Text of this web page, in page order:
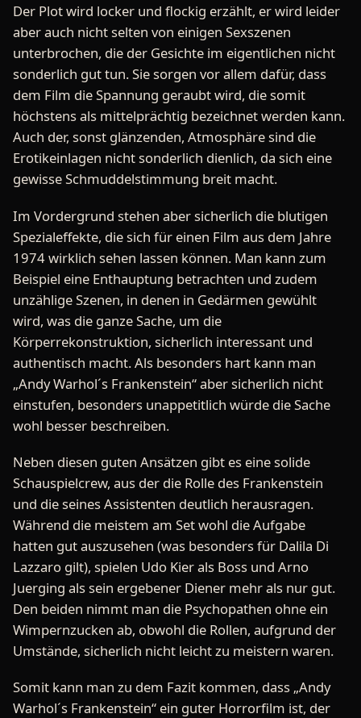
Der Plot wird locker und flockig erzählt, er wird leider
aber auch nicht selten von einigen Sexszenen
unterbrochen, die der Gesichte im eigentlichen nicht
sonderlich gut tun. Sie sorgen vor allem dafür, dass
dem Film die Spannung geraubt wird, die somit
höchstens als mittelprächtig bezeichnet werden kann.
Auch der, sonst glänzenden, Atmosphäre sind die
Erotikeinlagen nicht sonderlich dienlich, da sich eine
gewisse Schmuddelstimmung breit macht.
Im Vordergrund stehen aber sicherlich die blutigen
Spezialeffekte, die sich für einen Film aus dem Jahre
1974 wirklich sehen lassen können. Man kann zum
Beispiel eine Enthauptung betrachten und zudem
unzählige Szenen, in denen in Gedärmen gewühlt
wird, was die ganze Sache, um die
Körperrekonstruktion, sicherlich interessant und
authentisch macht. Als besonders hart kann man
„Andy Warhol´s Frankenstein“ aber sicherlich nicht
einstufen, besonders unappetitlich würde die Sache
wohl besser beschreiben.
Neben diesen guten Ansätzen gibt es eine solide
Schauspielcrew, aus der die Rolle des Frankenstein
und die seines Assistenten deutlich herausragen.
Während die meistem am Set wohl die Aufgabe
hatten gut auszusehen (was besonders für Dalila Di
Lazzaro gilt), spielen Udo Kier als Boss und Arno
Juerging als sein ergebener Diener mehr als nur gut.
Den beiden nimmt man die Psychopathen ohne ein
Wimpernzucken ab, obwohl die Rollen, aufgrund der
Umstände, sicherlich nicht leicht zu meistern waren.
Somit kann man zu dem Fazit kommen, dass „Andy
Warhol´s Frankenstein“ ein guter Horrorfilm ist, der